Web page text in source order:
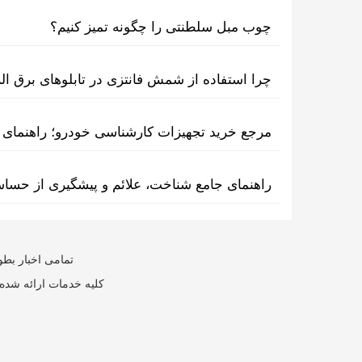
چوب مبل سلطنتی را چگونه تمیز کنیم؟
چرا استفاده از شمش فانتزی در تابلوهای برق
مرجع خرید تجهیزات کارشناسی خودرو؛
راهنمای جامع شناخت، علائم و پیشگیری از
تمامی اخبار
کلیه خدمات ارائه